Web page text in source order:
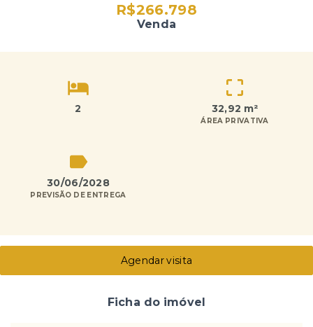
R$266.798
Venda
2 32,92 m²
ÁREA PRIVATIVA
30/06/2028
PREVISÃO DE ENTREGA
Agendar visita
Ficha do imóvel